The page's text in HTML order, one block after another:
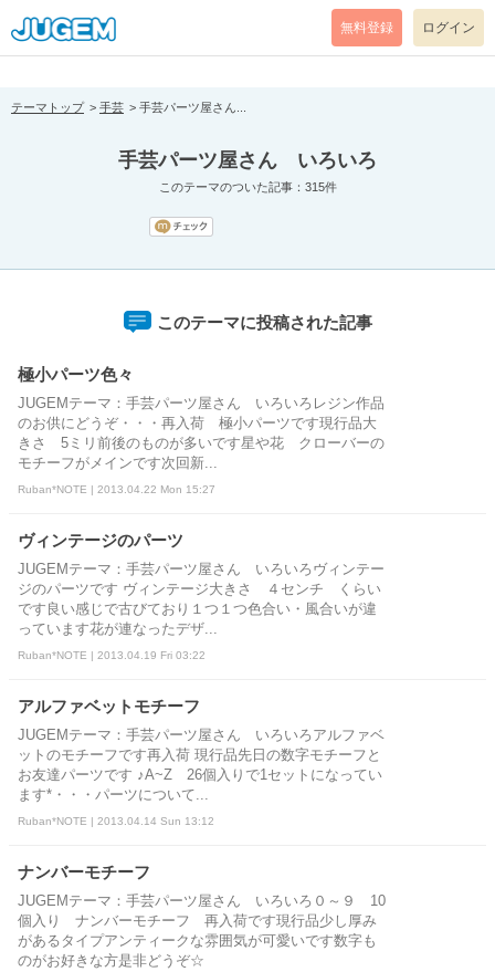
[pear_error: message="Success" code=0 mode=return level=notice
prefix="" info=""]
無料登録 ログイン
テーマトップ 手芸 手芸パーツ屋さん...
手芸パーツ屋さん いろいろ
このテーマのついた記事：315件
このテーマに投稿された記事
極小パーツ色々
JUGEMテーマ：手芸パーツ屋さん いろいろレジン作品
のお供にどうぞ・・・再入荷 極小パーツです現行品大
きさ 5ミリ前後のものが多いです星や花 クローバーの
モチーフがメインです次回新...
Ruban*NOTE | 2013.04.22 Mon 15:27
ヴィンテージのパーツ
JUGEMテーマ：手芸パーツ屋さん いろいろヴィンテー
ジのパーツです ヴィンテージ大きさ ４センチ くらい
です良い感じで古びており１つ１つ色合い・風合いが違
っています花が連なったデザ...
Ruban*NOTE | 2013.04.19 Fri 03:22
アルファベットモチーフ
JUGEMテーマ：手芸パーツ屋さん いろいろアルファベ
ットのモチーフです再入荷 現行品先日の数字モチーフと
お友達パーツです ♪A~Z 26個入りで1セットになってい
ます*・・・パーツについて...
Ruban*NOTE | 2013.04.14 Sun 13:12
ナンバーモチーフ
JUGEMテーマ：手芸パーツ屋さん いろいろ０～９ 10
個入り ナンバーモチーフ 再入荷です現行品少し厚み
があるタイプアンティークな雰囲気が可愛いです数字も
のがお好きな方是非どうぞ☆